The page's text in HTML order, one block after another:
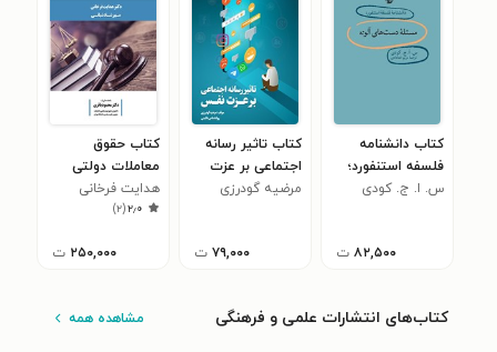
کتاب دانشنامه
فلسفه استنفورد؛
مسئله دست های
س. ا. ج. کودی
۸۲,۵۰۰ ت
کتاب تاثیر رسانه
اجتماعی بر عزت
نفس
مرضیه گودرزی
۷۹,۰۰۰ ت
کتاب حقوق
معاملات دولتی
هدایت فرخانی
۲٫۰(۲)
۲۵۰,۰۰۰ ت
کتاب‌های انتشارات علمی و فرهنگی مشاهده همه